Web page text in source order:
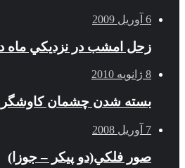
6 آوریل 2009
زحل امشب در نزديكي ماه
8 ژانویه 2010
بسته شدن چشمان کاوشگر
7 آوریل 2008
صور فلكي(دو پیکر – جوزا)